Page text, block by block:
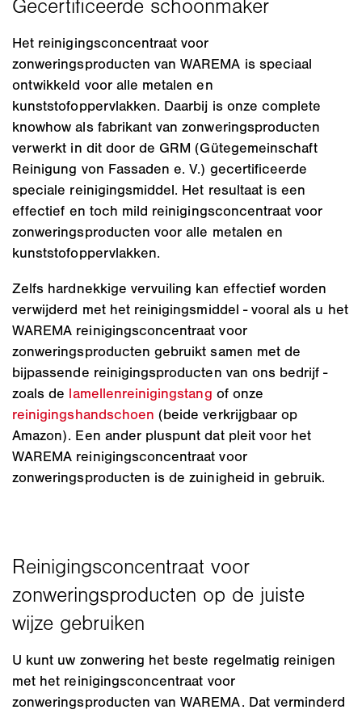
Het reinigingsconcentraat voor
zonweringsproducten van WAREMA is speciaal
ontwikkeld voor alle metalen en
kunststofoppervlakken. Daarbij is onze complete
knowhow als fabrikant van zonweringsproducten
verwerkt in dit door de GRM (Gütegemeinschaft
Reinigung von Fassaden e. V.) gecertificeerde
speciale reinigingsmiddel. Het resultaat is een
effectief en toch mild reinigingsconcentraat voor
zonweringsproducten voor alle metalen en
kunststofoppervlakken.
Zelfs hardnekkige vervuiling kan effectief worden
verwijderd met het reinigingsmiddel - vooral als u het
WAREMA reinigingsconcentraat voor
zonweringsproducten gebruikt samen met de
bijpassende reinigingsproducten van ons bedrijf -
zoals de lamellenreinigingstang of onze
reinigingshandschoen (beide verkrijgbaar op
Amazon). Een ander pluspunt dat pleit voor het
WAREMA reinigingsconcentraat voor
zonweringsproducten is de zuinigheid in gebruik.
U kunt uw zonwering het beste regelmatig reinigen
met het reinigingsconcentraat voor
zonweringsproducten van WAREMA. Dat verminderd